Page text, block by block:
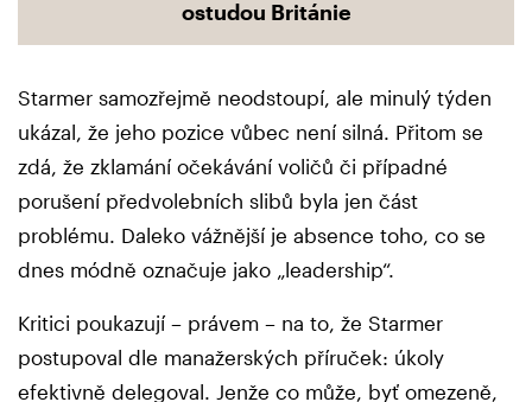
ostudou Británie
Starmer samozřejmě neodstoupí, ale minulý týden
ukázal, že jeho pozice vůbec není silná. Přitom se
zdá, že zklamání očekávání voličů či případné
porušení předvolebních slibů byla jen část
problému. Daleko vážnější je absence toho, co se
dnes módně označuje jako „leadership“.
Kritici poukazují – právem – na to, že Starmer
postupoval dle manažerských příruček: úkoly
efektivně delegoval. Jenže co může, byť omezeně,